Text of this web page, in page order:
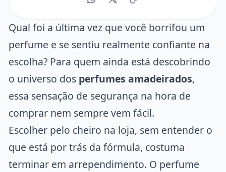
Perfumes amadeirados por estação do ano
Conclusão
Qual foi a última vez que você borrifou um
perfume e se sentiu realmente confiante na
escolha? Para quem ainda está descobrindo
o universo dos perfumes amadeirados,
essa sensação de segurança na hora de
comprar nem sempre vem fácil.
Escolher pelo cheiro na loja, sem entender o
que está por trás da fórmula, costuma
terminar em arrependimento. O perfume